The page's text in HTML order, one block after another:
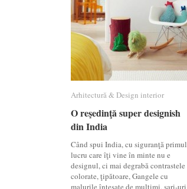
Arhitectură & Design interior
O reşedinţă super designish
din India
Când spui India, cu siguranţă primul
lucru care îţi vine în minte nu e
designul, ci mai degrabă contrastele
colorate, ţipătoare, Gangele cu
malurile înţesate de mulţimi, sari-uri
Arhitectură & Design interior
O reşedinţă super designish
din India